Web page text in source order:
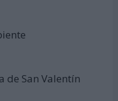
de San Valentín